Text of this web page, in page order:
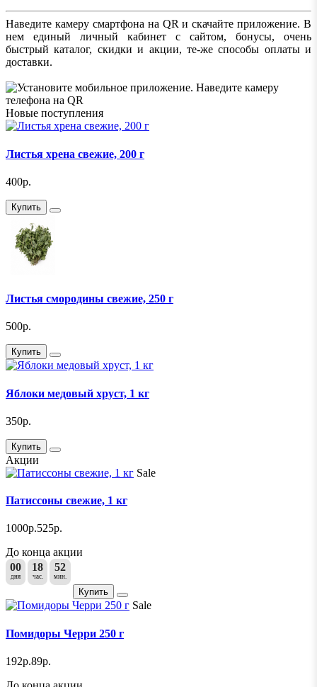
Наведите камеру смартфона на QR и скачайте приложение. В
нем единый личный кабинет с сайтом, бонусы, очень
быстрый каталог, скидки и акции, те-же способы оплаты и
доставки.
Новые поступления
Листья хрена свежие, 200 г
400р.
Купить
Листья смородины свежие, 250 г
500р.
Купить
Яблоки медовый хруст, 1 кг
350р.
Купить
Акции
Sale
Патиссоны свежие, 1 кг
1000р.525р.
До конца акции
00
дня
18
час.
52
мин.
Купить
Sale
Помидоры Черри 250 г
192р.89р.